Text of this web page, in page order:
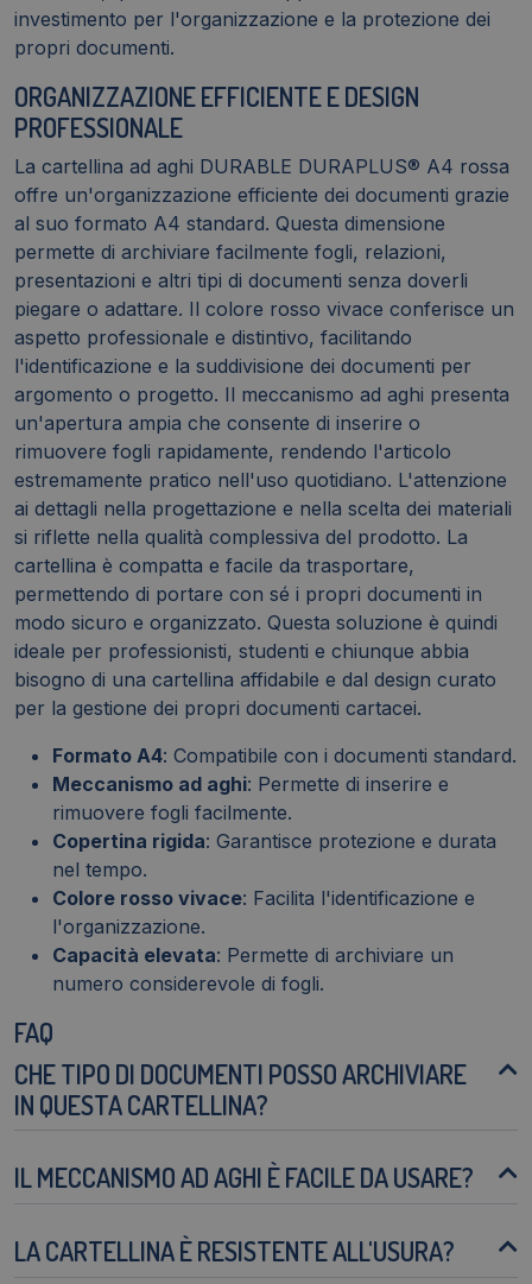
investimento per l'organizzazione e la protezione dei
propri documenti.
ORGANIZZAZIONE EFFICIENTE E DESIGN
PROFESSIONALE
La cartellina ad aghi DURABLE DURAPLUS® A4 rossa
offre un'organizzazione efficiente dei documenti grazie
al suo formato A4 standard. Questa dimensione
permette di archiviare facilmente fogli, relazioni,
presentazioni e altri tipi di documenti senza doverli
piegare o adattare. Il colore rosso vivace conferisce un
aspetto professionale e distintivo, facilitando
l'identificazione e la suddivisione dei documenti per
argomento o progetto. Il meccanismo ad aghi presenta
un'apertura ampia che consente di inserire o
rimuovere fogli rapidamente, rendendo l'articolo
estremamente pratico nell'uso quotidiano. L'attenzione
ai dettagli nella progettazione e nella scelta dei materiali
si riflette nella qualità complessiva del prodotto. La
cartellina è compatta e facile da trasportare,
permettendo di portare con sé i propri documenti in
modo sicuro e organizzato. Questa soluzione è quindi
ideale per professionisti, studenti e chiunque abbia
bisogno di una cartellina affidabile e dal design curato
per la gestione dei propri documenti cartacei.
Formato A4: Compatibile con i documenti standard.
Meccanismo ad aghi: Permette di inserire e
rimuovere fogli facilmente.
Copertina rigida: Garantisce protezione e durata
nel tempo.
Colore rosso vivace: Facilita l'identificazione e
l'organizzazione.
Capacità elevata: Permette di archiviare un
numero considerevole di fogli.
FAQ
CHE TIPO DI DOCUMENTI POSSO ARCHIVIARE
IN QUESTA CARTELLINA?
IL MECCANISMO AD AGHI È FACILE DA USARE?
LA CARTELLINA È RESISTENTE ALL'USURA?